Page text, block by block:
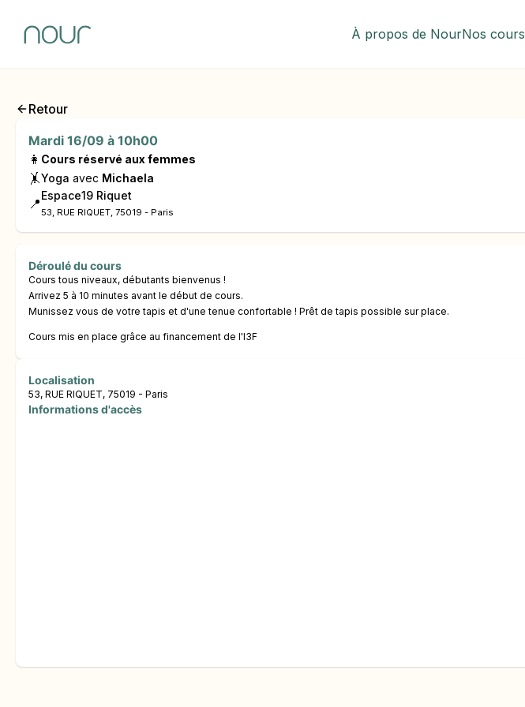
À propos de NourNos cours
Retour
Mardi 16/09 à 10h00
👩 Cours réservé aux femmes
🤸Yoga avec Michaela
📍
Espace19 Riquet
53, RUE RIQUET, 75019 - Paris
Déroulé du cours
Cours tous niveaux, débutants bienvenus !
Arrivez 5 à 10 minutes avant le début de cours.
Munissez vous de votre tapis et d'une tenue confortable ! Prêt de tapis possible sur place.
Cours mis en place grâce au financement de l'I3F
Localisation
53, RUE RIQUET, 75019 - Paris
Informations d'accès